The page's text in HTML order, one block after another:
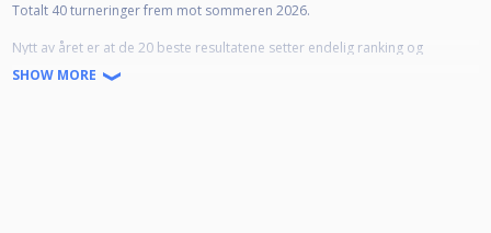
Totalt 40 turneringer frem mot sommeren 2026.
Nytt av året er at de 20 beste resultatene setter endelig ranking og
plassering. Høyeste ranking ved sesongslutt får inngravert navn på skilt på
vandrepokalen "9-Ball Champion".
SHOW MORE